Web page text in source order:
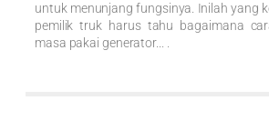
untuk menunjang fungsinya. Inilah yang
pemilik truk harus tahu bagaimana
masa pakai generator... .